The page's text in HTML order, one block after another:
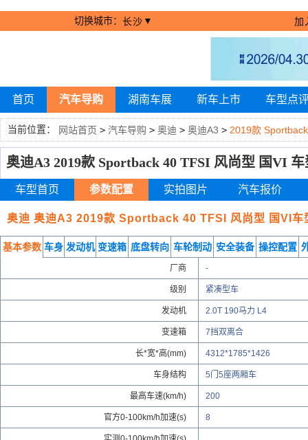
切换城市： 长沙 ▼ 加
首页 汽车导购 湖南车展 新车上市 车型点
当前位置： 网站首页 > 汽车导购 > 奥迪 > 奥迪A3 > 2019款
奥迪A3 2019款 Sportback 40 TFSI 风尚型 国VI
车型首页 参数配置 实拍图片 汽车报价
奥迪 奥迪A3 2019款 Sportback 40 TFSI 风尚型 国VI车
基本参数 车身 发动机 变速箱 底盘转向 车轮制动 安全装备 操控配置
厂商 -
级别 紧凑型车
发动机 2.0T 190马力 L4
变速箱 7挡双离合
长*宽*高(mm) 4312*1785*1426
车身结构 5门5座两厢车
最高车速(km/h) 200
官方0-100km/h加速(s) 8